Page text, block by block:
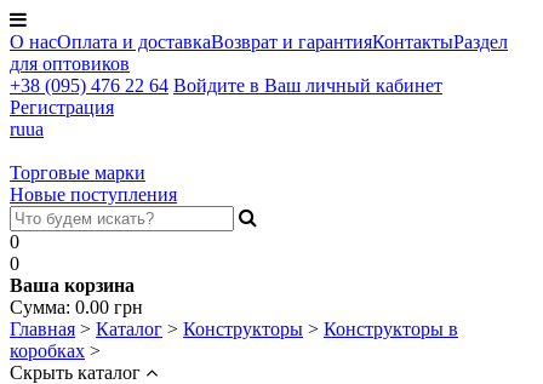
О насОплата и доставкаВозврат и гарантияКонтактыРаздел
для оптовиков
+38 (095) 476 22 64 Войдите в Ваш личный кабинет
Регистрация
ruua
Торговые марки
Новые поступления
0
0
Ваша корзина
Сумма: 0.00 грн
Главная > Каталог > Конструкторы > Конструкторы в
коробках >
Скрыть каталог